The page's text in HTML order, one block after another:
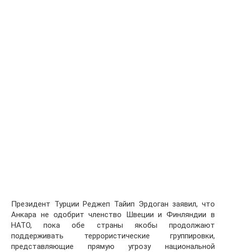
Президент Турции Реджеп Тайип Эрдоган заявил, что
Анкара не одобрит членство Швеции и Финляндии в
НАТО, пока обе страны якобы продолжают
поддерживать террористические группировки,
представляющие прямую угрозу национальной